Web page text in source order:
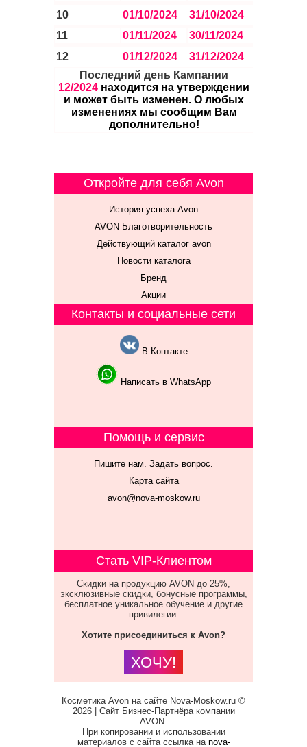
10
01/10/2024 31/10/2024
11
01/11/2024 30/11/2024
12
01/12/2024 31/12/2024
Последний день Кампании
12/2024 находится на утверждении
и может быть изменен. О любых
изменениях мы сообщим Вам
дополнительно!
Откройте для себя Avon
История успеха Avon
AVON Благотворительность
Действующий каталог avon
Новости каталога
Бренд
Акции
Контакты и социальные сети
В Контакте
Написать в WhatsApp
Помощь и сервис
Пишите нам. Задать вопрос.
Карта сайта
avon@nova-moskow.ru
Стать VIP-Клиентом
Скидки на продукцию AVON до 25%,
эксклюзивные скидки, бонусные программы,
бесплатное уникальное обучение и другие
привилегии.
Хотите присоединиться к Avon?
ХОЧУ!
Косметика Avon на сайте Nova-Moskow.ru ©
2026 | Сайт Бизнес-Партнёра компании
AVON.
При копировании и использовании
материалов с сайта ссылка на nova-